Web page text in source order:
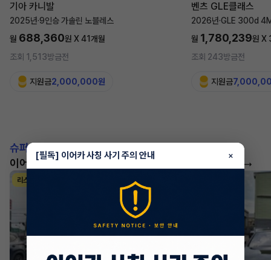
기아 카니발
2025년·9인승 가솔린 노블레스
월 688,360원 X41개월
조회 1,513방금전
지원금2,000,000원
벤츠 GLE클래스
2026년·GLE 300d
월 1,780,239원 X
조회 243방금전
지원금
슈퍼카!
이어카에서 좋은 조건으로 만나보세요
리스
[필독] 이어카 사칭 사기 주의 안내 ×